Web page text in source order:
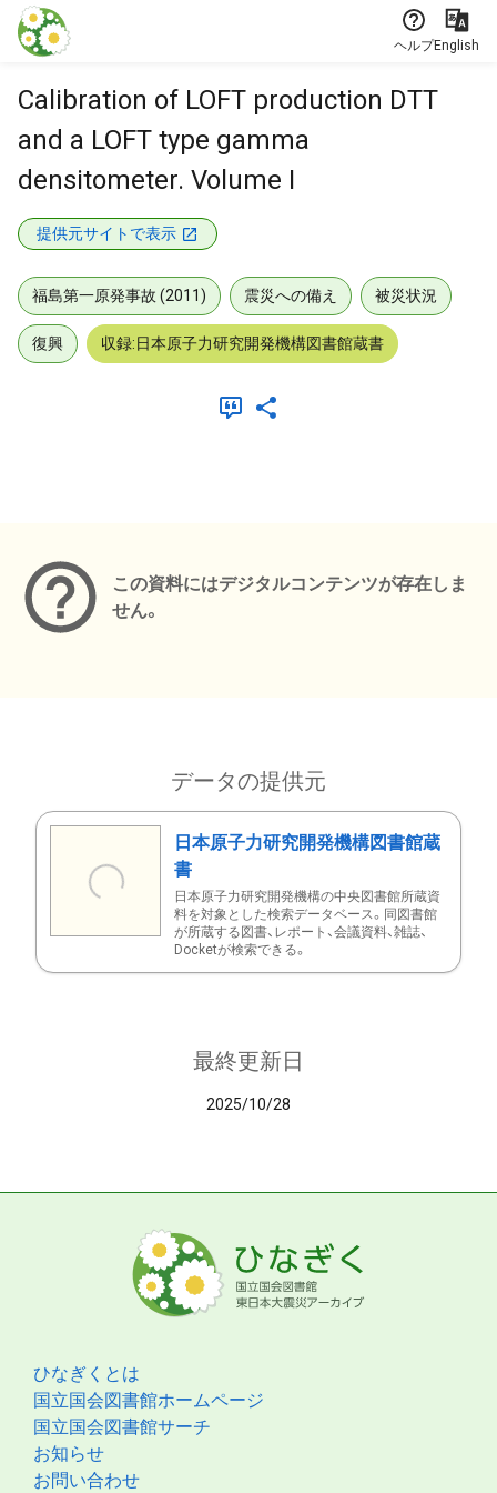
本文に飛ぶ
ヘルプEnglish
Calibration of LOFT production DTT
and a LOFT type gamma
densitometer. Volume I
提供元サイトで表示
福島第一原発事故 (2011) 震災への備え 被災状況
復興 収録:日本原子力研究開発機構図書館蔵書
この資料にはデジタルコンテンツが存在しま
せん。
データの提供元
日本原子力研究開発機構図書館蔵
書
日本原子力研究開発機構の中央図書館所蔵資
料を対象とした検索データベース。同図書館
が所蔵する図書、レポート、会議資料、雑誌、
Docketが検索できる。
最終更新日
2025/10/28
ひなぎくとは
国立国会図書館ホームページ
国立国会図書館サーチ
お知らせ
お問い合わせ